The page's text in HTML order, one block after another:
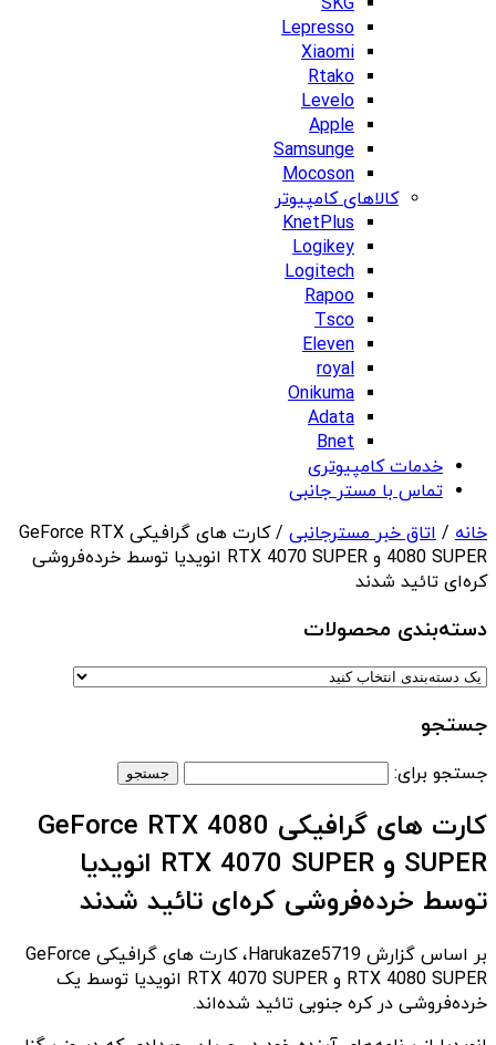
Lepresso
Xiaomi
Rtako
Levelo
Apple
Samsunge
Mocoson
کالاهای کامپیوتر
KnetPlus
Logikey
Logitech
Rapoo
Tsco
Eleven
royal
Onikuma
Adata
Bnet
خدمات کامپیوتری
تماس با مستر جانبی
خانه / اتاق خبر مسترجانبی
/ کارت های گرافیکی GeForce RTX
4080 SUPER و RTX 4070 SUPER انویدیا توسط خرده‌فروشی
کره‌ای تائید شدند
دسته‌بندی‌ محصولات
جستجو
جستجو برای:
کارت های گرافیکی GeForce RTX 4080
SUPER و RTX 4070 SUPER انویدیا
توسط خرده‌فروشی کره‌ای تائید شدند
بر اساس گزارش Harukaze5719، کارت های گرافیکی GeForce
RTX 4080 SUPER و RTX 4070 SUPER انویدیا توسط یک
خرده‌فروشی در کره جنوبی تائید شده‌اند.